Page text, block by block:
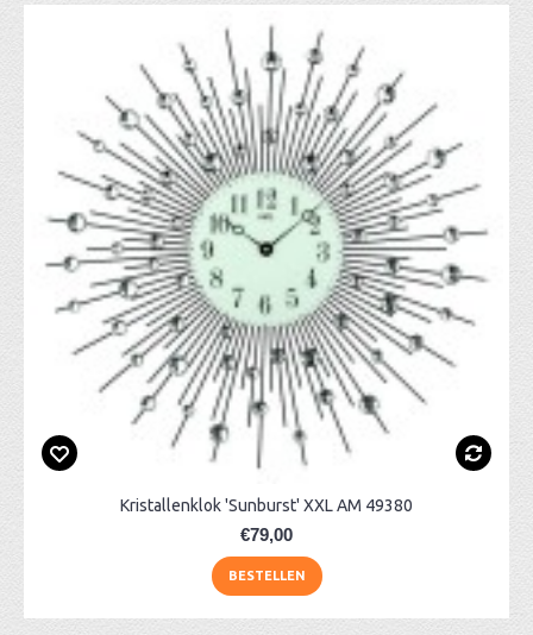
Kristallenklok 'Sunburst' XXL AM 49380
€79,00
BESTELLEN